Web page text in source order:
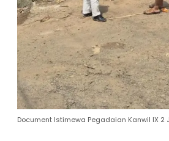
Document Istimewa Pegadaian Kanwil IX 2